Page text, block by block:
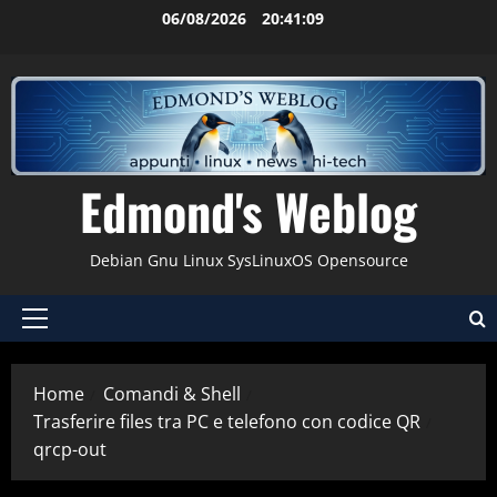
06/08/2026 20:41:09
Edmond's Weblog
Debian Gnu Linux SysLinuxOS Opensource
Menu
Home
Comandi & Shell
Trasferire files tra PC e telefono con codice QR
qrcp-out